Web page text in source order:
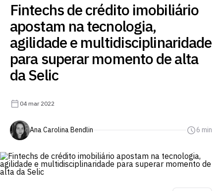
Fintechs de crédito imobiliário
apostam na tecnologia,
agilidade e multidisciplinaridade
para superar momento de alta
da Selic
04 mar 2022
Ana Carolina Bendlin 6 min